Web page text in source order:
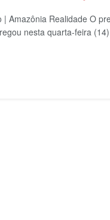
| Amazônia Realidade O
nesta quarta-feira